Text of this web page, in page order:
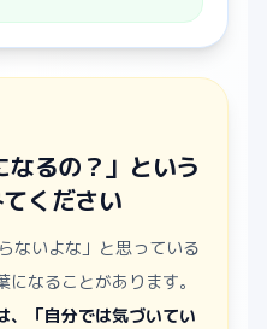
なるの？」という
ください
ないよな」と思っている
なることがあります。
、「自分では気づいてい